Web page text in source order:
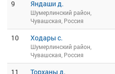
9 Яндаши д.
Шумерлинский район,
Чувашская, Россия
10 Ходары с.
Шумерлинский район,
Чувашская, Россия
11 Торханы д.